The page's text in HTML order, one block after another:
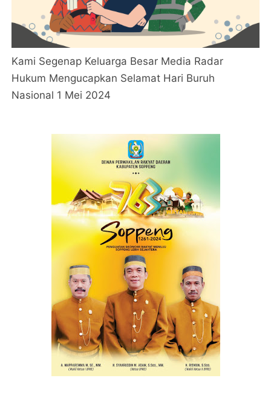
Kami Segenap Keluarga Besar Media Radar
Hukum Mengucapkan Selamat Hari Buruh
Nasional 1 Mei 2024